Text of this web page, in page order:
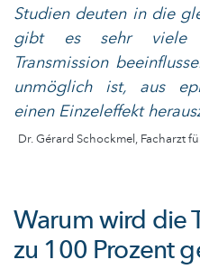
Studien deuten in die
gibt es sehr viele
Transmission
unmöglich ist, aus
einen Einzeleffekt
Dr. Gérard Schockmel, Facharzt
Warum wird die
zu 100 Prozent